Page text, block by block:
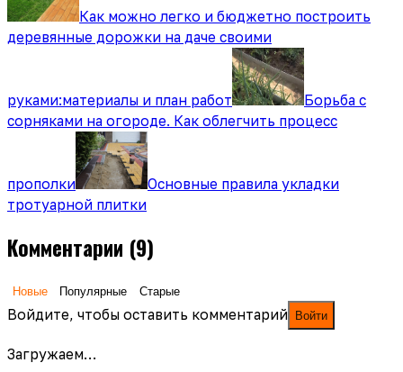
Как можно легко и бюджетно построить
деревянные дорожки на даче своими
руками:материалы и план работ
Борьба с
сорняками на огороде. Как облегчить процесс
прополки
Основные правила укладки
тротуарной плитки
Комментарии (9)
Новые Популярные Старые
Войдите, чтобы оставить комментарий Войти
Загружаем…